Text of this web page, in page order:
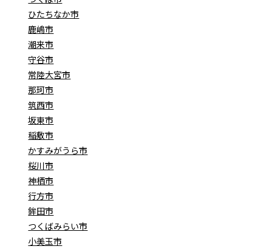
ひたちなか市
鹿嶋市
潮来市
守谷市
常陸大宮市
那珂市
筑西市
坂東市
稲敷市
かすみがうら市
桜川市
神栖市
行方市
鉾田市
つくばみらい市
小美玉市